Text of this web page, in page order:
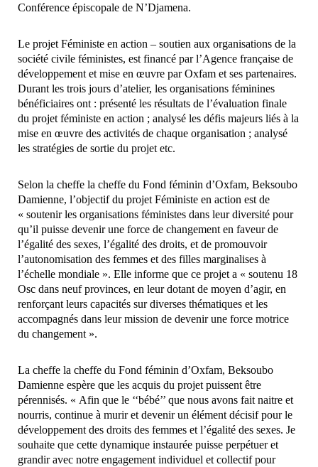
Conférence épiscopale de N’Djamena.
Le projet Féministe en action – soutien aux organisations de la
société civile féministes, est financé par l’Agence française de
développement et mise en œuvre par Oxfam et ses partenaires.
Durant les trois jours d’atelier, les organisations féminines
bénéficiaires ont : présenté les résultats de l’évaluation finale
du projet féministe en action ; analysé les défis majeurs liés à la
mise en œuvre des activités de chaque organisation ; analysé
les stratégies de sortie du projet etc.
Selon la cheffe la cheffe du Fond féminin d’Oxfam, Beksoubo
Damienne, l’objectif du projet Féministe en action est de
« soutenir les organisations féministes dans leur diversité pour
qu’il puisse devenir une force de changement en faveur de
l’égalité des sexes, l’égalité des droits, et de promouvoir
l’autonomisation des femmes et des filles marginalises à
l’échelle mondiale ». Elle informe que ce projet a « soutenu 18
Osc dans neuf provinces, en leur dotant de moyen d’agir, en
renforçant leurs capacités sur diverses thématiques et les
accompagnés dans leur mission de devenir une force motrice
du changement ».
La cheffe la cheffe du Fond féminin d’Oxfam, Beksoubo
Damienne espère que les acquis du projet puissent être
pérennisés. « Afin que le ‘‘bébé’’ que nous avons fait naitre et
nourris, continue à murir et devenir un élément décisif pour le
développement des droits des femmes et l’égalité des sexes. Je
souhaite que cette dynamique instaurée puisse perpétuer et
grandir avec notre engagement individuel et collectif pour